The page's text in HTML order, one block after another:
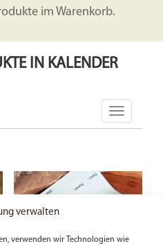
verwalten
verwenden wir Technologien wie
im Warenkorb.
IN KALENDER